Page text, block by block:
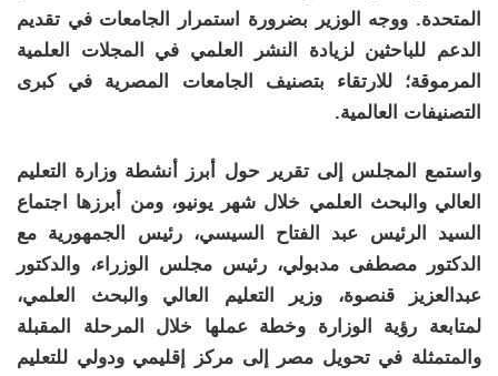
المتحدة. ووجه الوزير بضرورة استمرار الجامعات في تقديم
الدعم للباحثين لزيادة النشر العلمي في المجلات العلمية
المرموقة؛ للارتقاء بتصنيف الجامعات المصرية في كبرى
التصنيفات العالمية.
واستمع المجلس إلى تقرير حول أبرز أنشطة وزارة التعليم
العالي والبحث العلمي خلال شهر يونيو، ومن أبرزها اجتماع
السيد الرئيس عبد الفتاح السيسي، رئيس الجمهورية مع
الدكتور مصطفى مدبولي، رئيس مجلس الوزراء، والدكتور
عبدالعزيز قنصوة، وزير التعليم العالي والبحث العلمي،
لمتابعة رؤية الوزارة وخطة عملها خلال المرحلة المقبلة
والمتمثلة في تحويل مصر إلى مركز إقليمي ودولي للتعليم